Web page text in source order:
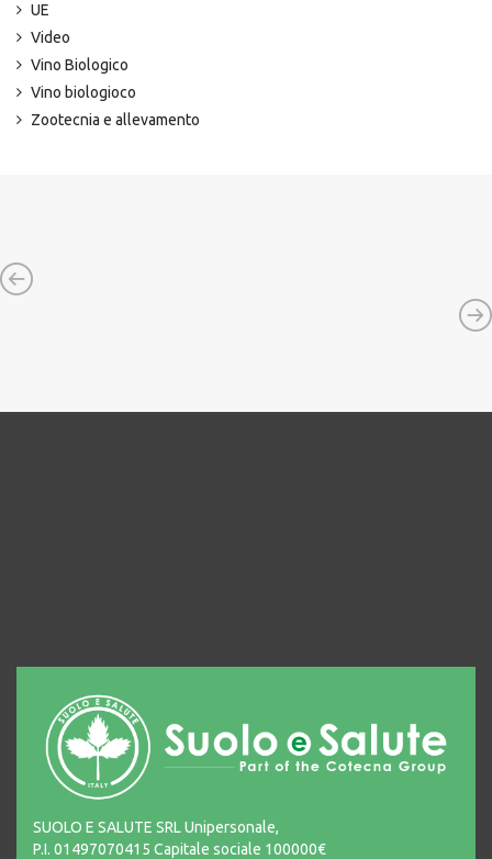
UE
Video
Vino Biologico
Vino biologioco
Zootecnia e allevamento
SUOLO E SALUTE SRL Unipersonale,
P.I. 01497070415 Capitale sociale 100000€